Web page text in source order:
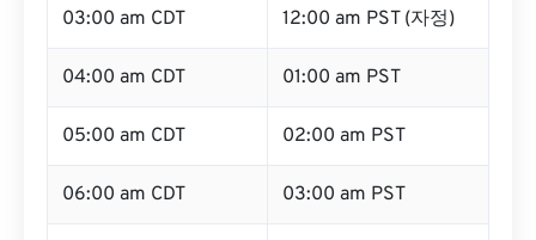
03:00 am CDT 12:00 am PST (자정)
04:00 am CDT 01:00 am PST
05:00 am CDT 02:00 am PST
06:00 am CDT 03:00 am PST